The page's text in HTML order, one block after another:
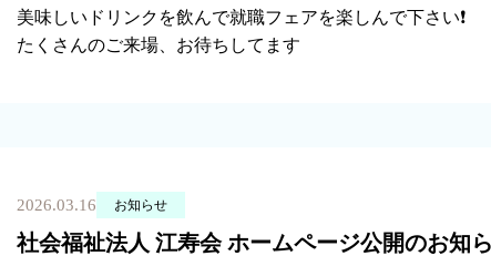
美味しいドリンクを飲んで就職フェアを楽しんで下さい❗️
たくさんのご来場、お待ちしてます
2026.03.16 お知らせ
社会福祉法人 江寿会 ホームページ公開のお知